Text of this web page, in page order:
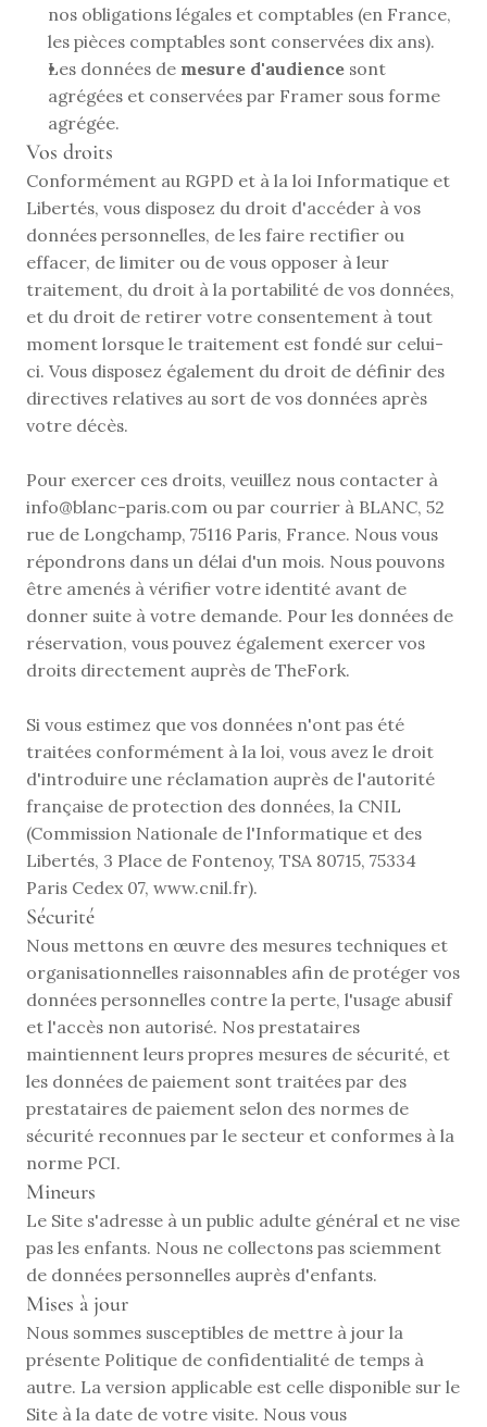
nos obligations légales et comptables (en France,
les pièces comptables sont conservées dix ans).
Les données de mesure d'audience sont
agrégées et conservées par Framer sous forme
agrégée.
Vos droits
Conformément au RGPD et à la loi Informatique et
Libertés, vous disposez du droit d'accéder à vos
données personnelles, de les faire rectifier ou
effacer, de limiter ou de vous opposer à leur
traitement, du droit à la portabilité de vos données,
et du droit de retirer votre consentement à tout
moment lorsque le traitement est fondé sur celui-
ci. Vous disposez également du droit de définir des
directives relatives au sort de vos données après
votre décès.
info@blanc-paris.com ou par courrier à BLANC, 52
rue de Longchamp, 75116 Paris, France. Nous vous
répondrons dans un délai d'un mois. Nous pouvons
être amenés à vérifier votre identité avant de
donner suite à votre demande. Pour les données de
réservation, vous pouvez également exercer vos
droits directement auprès de TheFork.
Si vous estimez que vos données n'ont pas été
traitées conformément à la loi, vous avez le droit
d'introduire une réclamation auprès de l'autorité
française de protection des données, la CNIL
(Commission Nationale de l'Informatique et des
Libertés, 3 Place de Fontenoy, TSA 80715, 75334
Paris Cedex 07, www.cnil.fr).
Sécurité
Nous mettons en œuvre des mesures techniques et
organisationnelles raisonnables afin de protéger vos
données personnelles contre la perte, l'usage abusif
et l'accès non autorisé. Nos prestataires
maintiennent leurs propres mesures de sécurité, et
les données de paiement sont traitées par des
prestataires de paiement selon des normes de
sécurité reconnues par le secteur et conformes à la
norme PCI.
Mineurs
Le Site s'adresse à un public adulte général et ne vise
pas les enfants. Nous ne collectons pas sciemment
de données personnelles auprès d'enfants.
Mises à jour
Nous sommes susceptibles de mettre à jour la
présente Politique de confidentialité de temps à
autre. La version applicable est celle disponible sur le
Site à la date de votre visite. Nous vous